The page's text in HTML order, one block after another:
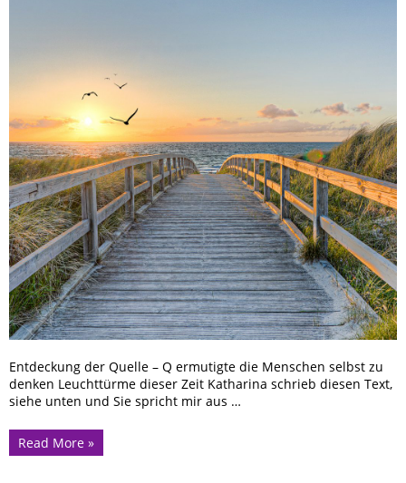
Entdeckung der Quelle – Q ermutigte die Menschen selbst zu
denken Leuchttürme dieser Zeit Katharina schrieb diesen Text,
siehe unten und Sie spricht mir aus …
Read More »